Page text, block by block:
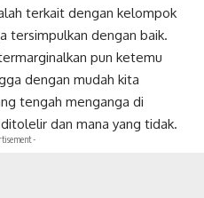
terkait dengan kelompok
tersimpulkan dengan baik.
pun ketemu
dengan mudah kita
tengah menganga di
dan mana yang tidak.
-